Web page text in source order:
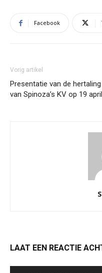
Facebook
Vorig artikel
Presentatie van de hertaling
van Spinoza’s KV op 19 april
LAAT EEN REACTIE